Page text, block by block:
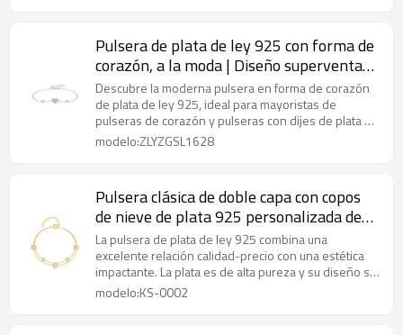
Pulsera de plata de ley 925 con forma de
corazón, a la moda | Diseño superventas
en Europa y EE. UU.
Descubre la moderna pulsera en forma de corazón
de plata de ley 925, ideal para mayoristas de
pulseras de corazón y pulseras con dijes de plata de
ley. Logotipo personalizado y servicio OEM
modelo:ZLYZGSL1628
Pulsera clásica de doble capa con copos
de nieve de plata 925 personalizada de
fábrica | Exquisita pulsera con diseño
popular para mujer
La pulsera de plata de ley 925 combina una
excelente relación calidad-precio con una estética
impactante. La plata es de alta pureza y su diseño se
puede personalizar.
modelo:KS-0002